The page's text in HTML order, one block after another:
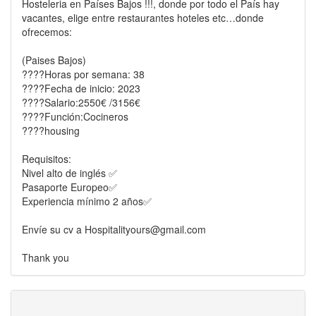
Hosteleria en Países Bajos !!!, donde por todo el País hay
vacantes, elige entre restaurantes hoteles etc…donde
ofrecemos:
(Paises Bajos)
????Horas por semana: 38
????️Fecha de inicio: 2023
????Salario:2550€ /3156€
????Función:Cocineros
????housing
Requisitos:
Nivel alto de inglés ✅
Pasaporte Europeo✅
Experiencia mínimo 2 años✅
Envíe su cv a Hospitalityours@gmail.com
Thank you